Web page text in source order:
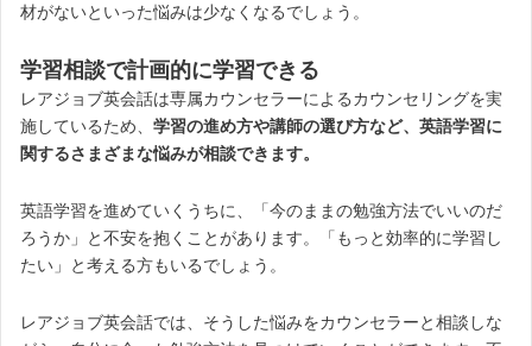
材がないといった悩みは少なくなるでしょう。
学習相談で計画的に学習できる
レアジョブ英会話は専属カウンセラーによるカウンセリングを実
施しているため、 学習の進め方や講師の選び方など、英語学習に
関するさまざまな悩みが相談できます。
英語学習を進めていくうちに、「今のままの勉強方法でいいのだ
ろうか」と不安を抱くことがあります。「もっと効率的に学習し
たい」と考える方もいるでしょう。
レアジョブ英会話では、そうした悩みをカウンセラーと相談しな